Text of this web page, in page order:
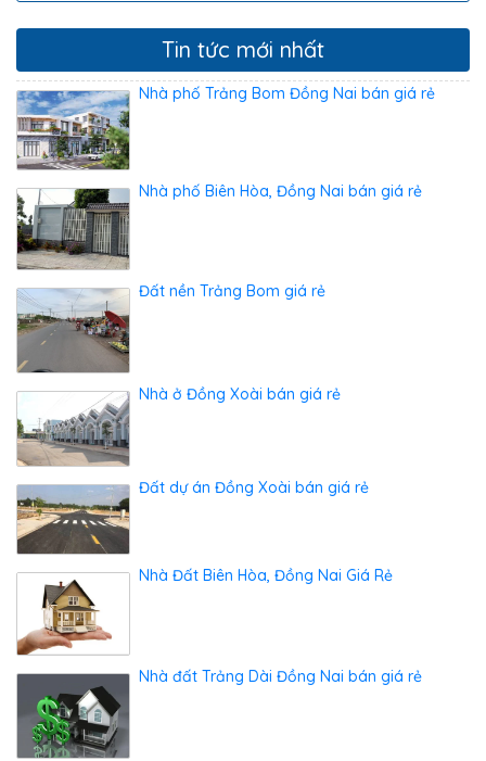
Tin tức mới nhất
Nhà phố Trảng Bom Đồng Nai bán giá rẻ
Nhà phố Biên Hòa, Đồng Nai bán giá rẻ
Đất nền Trảng Bom giá rẻ
Nhà ở Đồng Xoài bán giá rẻ
Đất dự án Đồng Xoài bán giá rẻ
Nhà Đất Biên Hòa, Đồng Nai Giá Rẻ
Nhà đất Trảng Dài Đồng Nai bán giá rẻ